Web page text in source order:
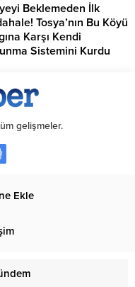
Beklemeden İlk
Tosya’nın Bu Köyü
Karşı Kendi
Sistemini Kurdu
gelişmeler.
Ekle